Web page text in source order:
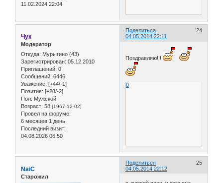
11.02.2024 22:04
Поделиться
24
04.05.2014 22:11
Чук
Модератор
Откуда: Мурыгино (43)
Зарегистрирован: 05.12.2010
Приглашений: 0
Сообщений: 6446
Уважение: [+44/-1]
Позитив: [+28/-2]
Пол: Мужской
Возраст: 58 [1967-12-02]
Провел на форуме:
6 месяцев 1 день
Последний визит:
04.08.2026 06:50
Поздравляю!!!
0
Поделиться
25
04.05.2014 22:12
NaiC
Старожил